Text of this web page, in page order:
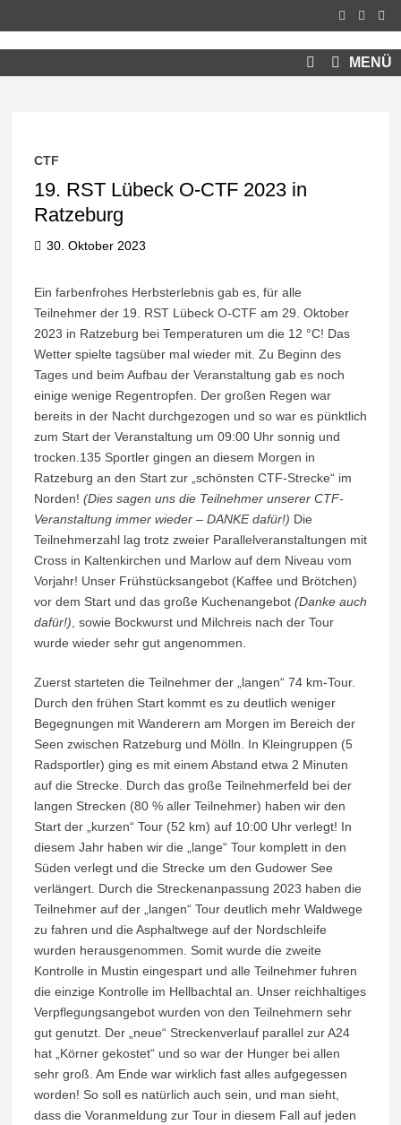
MENÜ
CTF
19. RST Lübeck O-CTF 2023 in
Ratzeburg
30. Oktober 2023
Ein farbenfrohes Herbsterlebnis gab es, für alle
Teilnehmer der 19. RST Lübeck O-CTF am 29. Oktober
2023 in Ratzeburg bei Temperaturen um die 12 °C! Das
Wetter spielte tagsüber mal wieder mit. Zu Beginn des
Tages und beim Aufbau der Veranstaltung gab es noch
einige wenige Regentropfen. Der großen Regen war
bereits in der Nacht durchgezogen und so war es pünktlich
zum Start der Veranstaltung um 09:00 Uhr sonnig und
trocken.135 Sportler gingen an diesem Morgen in
Ratzeburg an den Start zur „schönsten CTF-Strecke“ im
Norden! (Dies sagen uns die Teilnehmer unserer CTF-
Veranstaltung immer wieder – DANKE dafür!) Die
Teilnehmerzahl lag trotz zweier Parallelveranstaltungen mit
Cross in Kaltenkirchen und Marlow auf dem Niveau vom
Vorjahr! Unser Frühstücksangebot (Kaffee und Brötchen)
vor dem Start und das große Kuchenangebot (Danke auch
dafür!) , sowie Bockwurst und Milchreis nach der Tour
wurde wieder sehr gut angenommen.
Zuerst starteten die Teilnehmer der „langen“ 74 km-Tour.
Durch den frühen Start kommt es zu deutlich weniger
Begegnungen mit Wanderern am Morgen im Bereich der
Seen zwischen Ratzeburg und Mölln. In Kleingruppen (5
Radsportler) ging es mit einem Abstand etwa 2 Minuten
auf die Strecke. Durch das große Teilnehmerfeld bei der
langen Strecken (80 % aller Teilnehmer) haben wir den
Start der „kurzen“ Tour (52 km) auf 10:00 Uhr verlegt! In
diesem Jahr haben wir die „lange“ Tour komplett in den
Süden verlegt und die Strecke um den Gudower See
verlängert. Durch die Streckenanpassung 2023 haben die
Teilnehmer auf der „langen“ Tour deutlich mehr Waldwege
zu fahren und die Asphaltwege auf der Nordschleife
wurden herausgenommen. Somit wurde die zweite
Kontrolle in Mustin eingespart und alle Teilnehmer fuhren
die einzige Kontrolle im Hellbachtal an. Unser reichhaltiges
Verpflegungsangebot wurden von den Teilnehmern sehr
gut genutzt. Der „neue“ Streckenverlauf parallel zur A24
hat „Körner gekostet“ und so war der Hunger bei allen
sehr groß. Am Ende war wirklich fast alles aufgegessen
worden! So soll es natürlich auch sein, und man sieht,
dass die Voranmeldung zur Tour in diesem Fall auf jeden